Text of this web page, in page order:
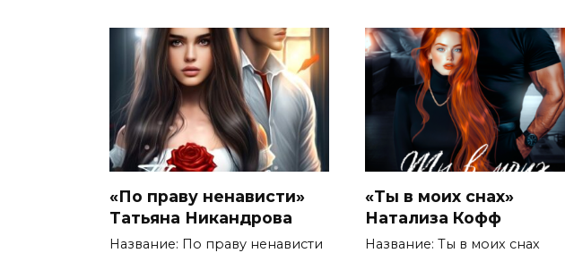
«По праву ненависти»
Татьяна Никандрова
Название: По праву ненависти
«Ты в моих снах»
Натализа Кофф
Название: Ты в моих снах